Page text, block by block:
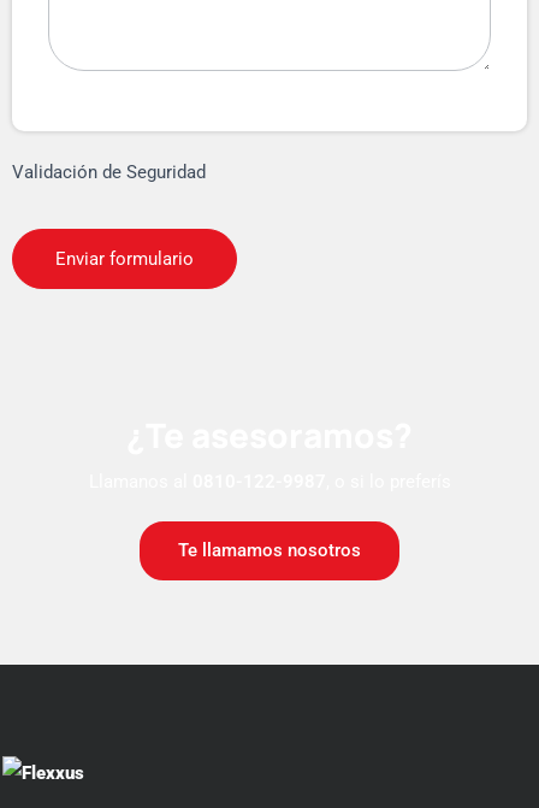
Validación de Seguridad
Te llamamos nosotros